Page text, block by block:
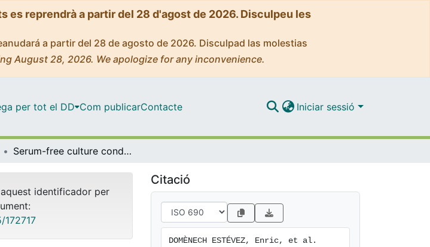
reprendrà a partir del 28 d'agost de 2026. Disculpeu les
a partir del 28 de agosto de 2026. Disculpad las molestias
August 28, 2026. We apologize for any inconvenience.
per tot el DD Com publicarContacte Iniciar sessió
Serum-free culture conditions for the generation of dendritic cells from cord blood CD34+ hematopoietic progenitors: phenotypic and functional analysis
identificador per
Citació
DOMÈNECH ESTÉVEZ, Enric, et al.